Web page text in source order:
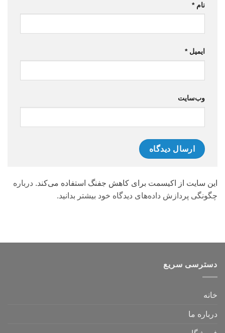
نام*
ایمیل*
وب‌سایت
این سایت از اکیسمت برای کاهش جفنگ استفاده می‌کند. درباره
چگونگی پردازش داده‌های دیدگاه خود بیشتر بدانید.
دسترسی سریع
خانه
درباره ما